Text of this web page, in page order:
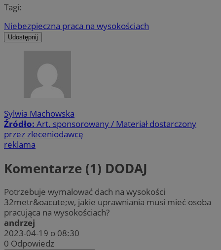
Tagi:
Niebezpieczna praca na wysokościach
Udostępnij
Sylwia Machowska
Źródło: Art. sponsorowany / Materiał dostarczony
przez zleceniodawcę
reklama
Komentarze (1) DODAJ
Potrzebuje wymalować dach na wysokości
32metr&oacute;w, jakie uprawniania musi mieć osoba
pracująca na wysokościach?
andrzej
2023-04-19 o 08:30
0 Odpowiedz